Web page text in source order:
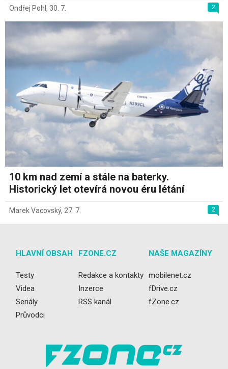
2
Ondřej Pohl , 30. 7.
10 km nad zemí a stále na baterky.
Historický let otevírá novou éru létání
2
Marek Vacovský, 27. 7.
HLAVNÍ OBSAH
Testy
Videa
Seriály
Průvodci
FZONE.CZ
Redakce a kontakty
Inzerce
RSS kanál
NAŠE MAGAZÍNY
mobilenet.cz
fDrive.cz
fZone.cz